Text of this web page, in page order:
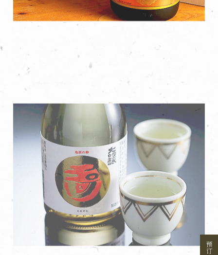
这款清酒虽然略带辛辣，但同时拥有微妙的甜味和清爽的口
感，特别适合女性饮用，也非常适合搭配生鱼片等海鲜菜
预订